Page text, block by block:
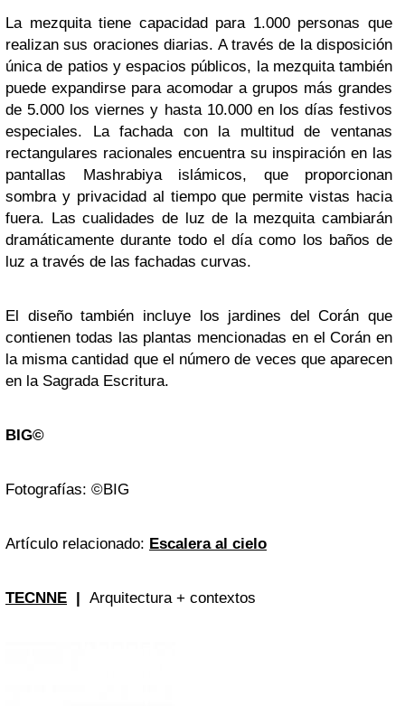
La mezquita tiene capacidad para 1.000 personas que
realizan sus oraciones diarias. A través de la disposición
única de patios y espacios públicos, la mezquita también
puede expandirse para acomodar a grupos más grandes
de 5.000 los viernes y hasta 10.000 en los días festivos
especiales. La fachada con la multitud de ventanas
rectangulares racionales encuentra su inspiración en las
pantallas Mashrabiya islámicos, que proporcionan
sombra y privacidad al tiempo que permite vistas hacia
fuera. Las cualidades de luz de la mezquita cambiarán
dramáticamente durante todo el día como los baños de
luz a través de las fachadas curvas.
El diseño también incluye los jardines del Corán que
contienen todas las plantas mencionadas en el Corán en
la misma cantidad que el número de veces que aparecen
en la Sagrada Escritura.
BIG©
Fotografías: ©BIG
Artículo relacionado: Escalera al cielo
TECNNE | Arquitectura + contextos